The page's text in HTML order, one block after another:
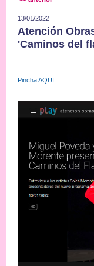
13/01/2022
Atención
'Caminos del
Pincha AQUI